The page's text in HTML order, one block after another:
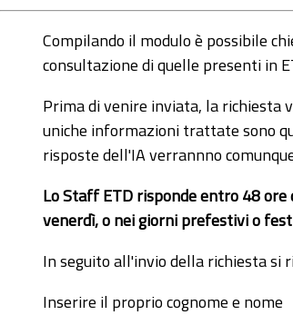
Compilando il modulo è possibile
consultazione di quelle presenti in
Prima di venire inviata, la richiesta
uniche informazioni trattate sono
risposte dell'IA verrannno
Lo Staff ETD risponde entro 48 ore
venerdì, o nei giorni prefestivi o
In seguito all'invio della richiesta si
Inserire il proprio cognome e nome